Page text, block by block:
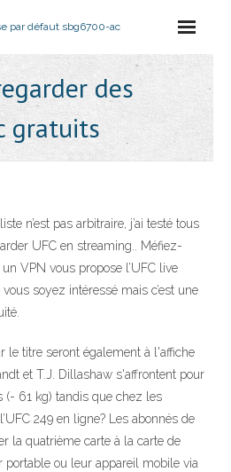
par défaut sbg6700-ac
des
gratuits
n’est pas arbitraire, j’ai testé tous
UFC en streaming.. Méfiez-
VPN vous propose l’UFC live
soyez intéressé mais c’est une
le titre seront également à l'affiche
et T.J. Dillashaw s'affrontent pour
(- 61 kg) tandis que chez les
249 en ligne? Les abonnés de
la quatrième carte à la carte de
portable ou leur appareil mobile via